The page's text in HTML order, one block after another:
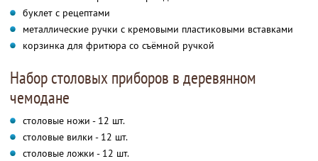
буклет с рецептами
металлические ручки с кремовыми пластиковыми вставками
корзинка для фритюра со съёмной ручкой
Набор столовых приборов в деревянном
чемодане
столовые ножи - 12 шт.
столовые вилки - 12 шт.
столовые ложки - 12 шт.